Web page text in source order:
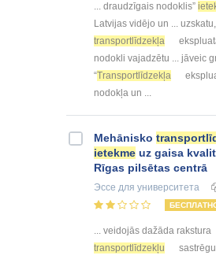
... draudzīgais nodoklis”
Latvijas vidējo un ...
transportlīdzekļa
nodokli vajadzētu ... jāveic
“Transportlīdzekļa
nodokļa un ...
Mehānisko
ietekme uz gaisa
Rīgas pilsētas centrā
Эссе для университета
... veidojās dažāda rakstura
transportlīdzekļu